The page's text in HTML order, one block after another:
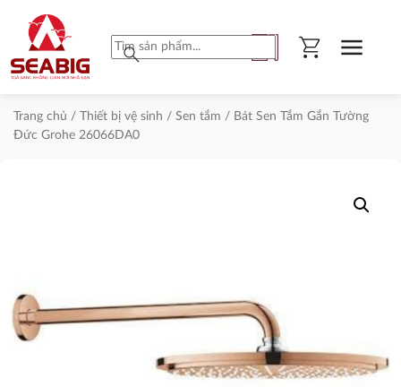
search shopping_cart menu
Trang chủ / Thiết bị vệ sinh / Sen tắm / Bát Sen Tắm Gắn Tường
Đức Grohe 26066DA0